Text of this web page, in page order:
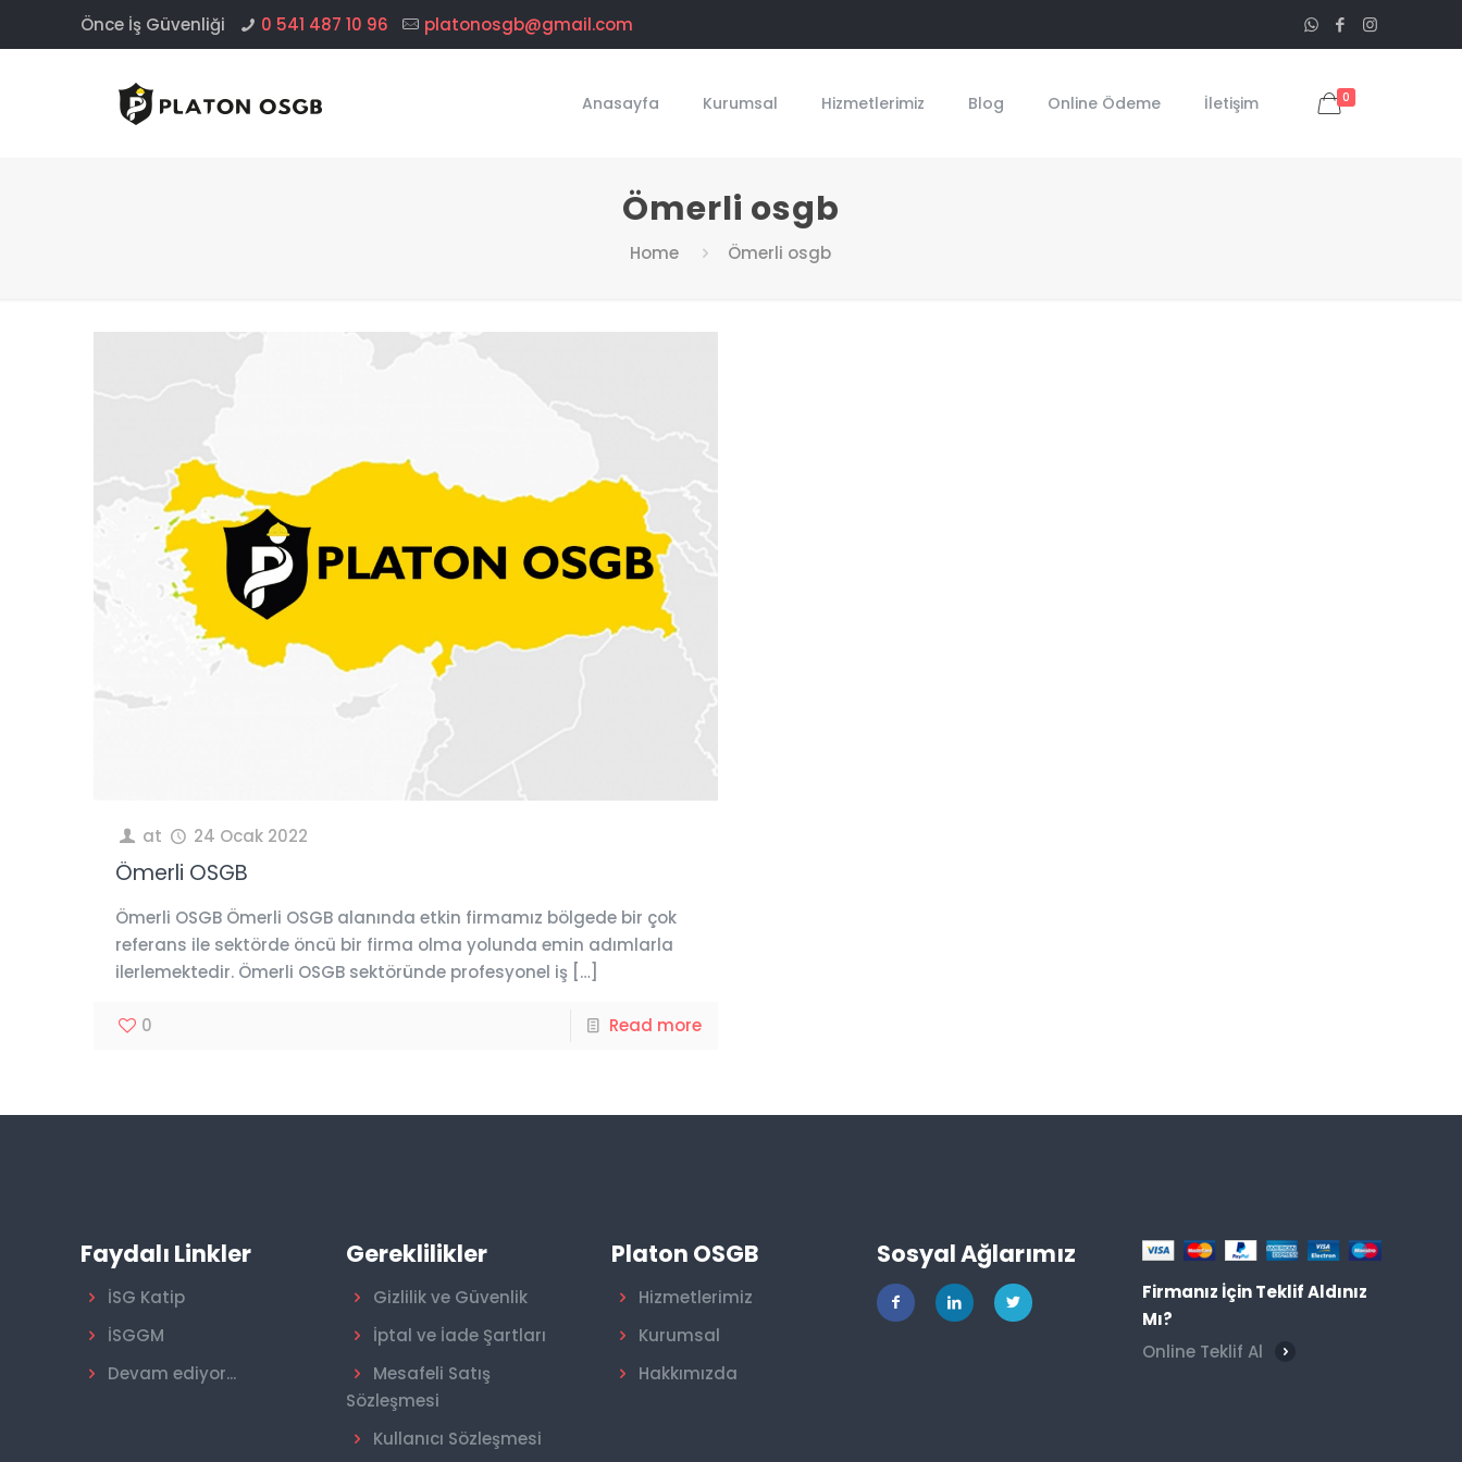
Önce İş Güvenliği 0 541 487 10 96 platonosgb@gmail.com
Anasayfa Kurumsal Hizmetlerimiz Blog Online Ödeme İletişim 0
Ömerli osgb
Home Ömerli osgb
at 24 Ocak 2022
Ömerli OSGB
Ömerli OSGB Ömerli OSGB alanında etkin firmamız bölgede bir çok
referans ile sektörde öncü bir firma olma yolunda emin adımlarla
ilerlemektedir. Ömerli OSGB sektöründe profesyonel iş […]
0 Read more
Faydalı Linkler
İSG Katip
İSGGM
Devam ediyor...
Gereklilikler
Gizlilik ve Güvenlik
İptal ve İade Şartları
Mesafeli Satış
Sözleşmesi
Kullanıcı Sözleşmesi
Platon OSGB
Hizmetlerimiz
Kurumsal
Hakkımızda
Sosyal Ağlarımız
Firmanız İçin Teklif Aldınız
Mı?
Online Teklif Al